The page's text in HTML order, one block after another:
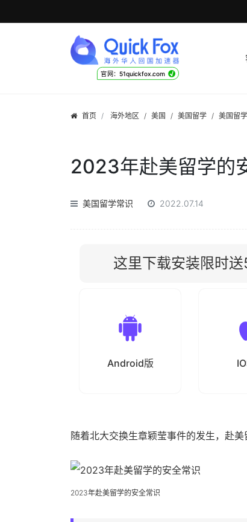
官网：51quickfox.com √
首页 海外地区 / 美国 / 美国留学 / 美国留
2023年赴美留学的
美国留学常识 2022.07.14
这里下载安装限时送
Android版
随着北大交换生章颖莹事件的发生，赴
2023年赴美留学的安全常识